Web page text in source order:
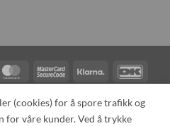
MasterCardMasterCard
2
Klarna
KONTAKT OSS OM OSS
(cookies) for å spore trafikk og
våre kunder. Ved å trykke